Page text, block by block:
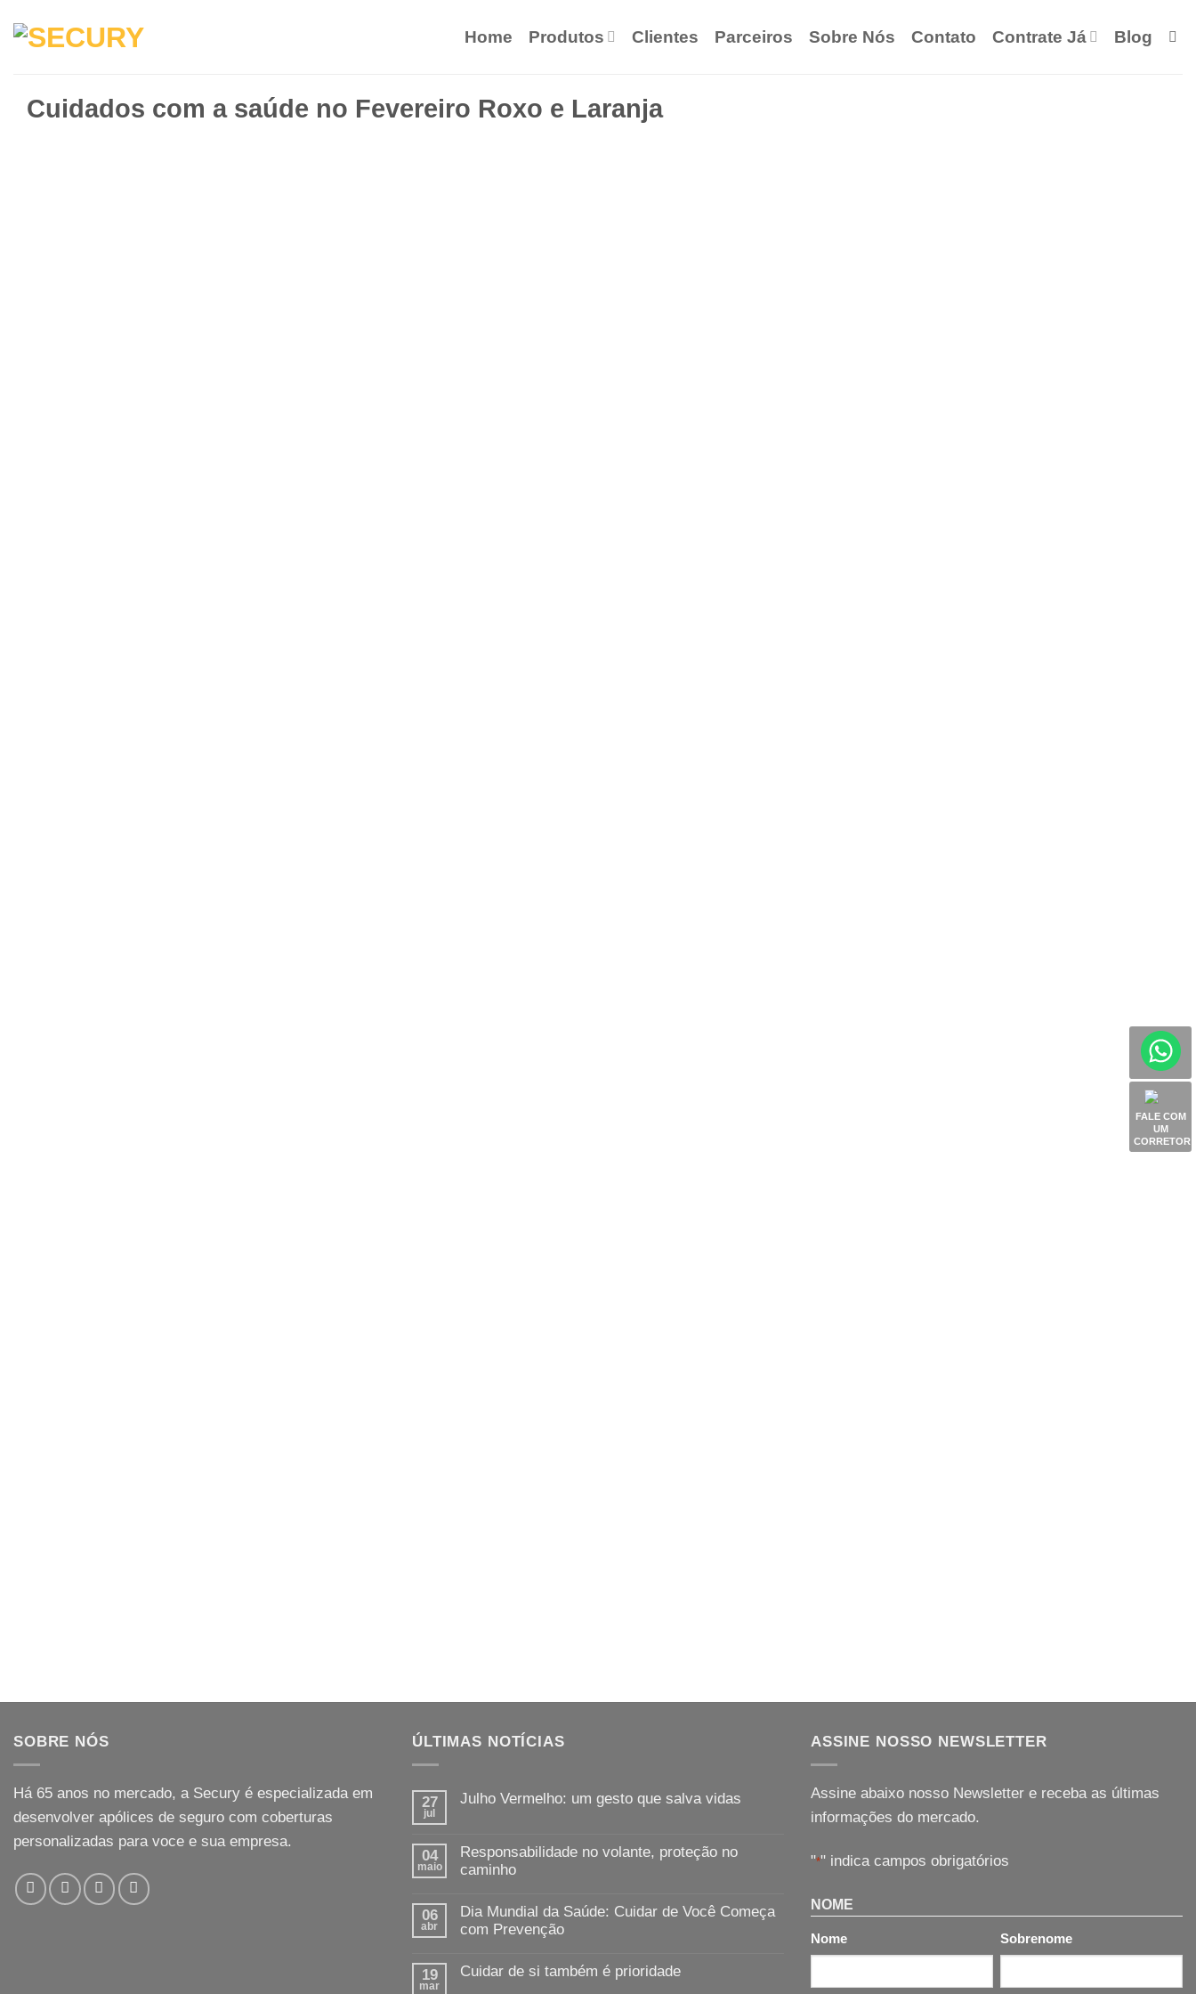
Home Produtos Clientes Parceiros Sobre Nós Contato Contrate Já Blog
Cuidados com a saúde no Fevereiro Roxo e Laranja
FALE COM
UM
CORRETOR
SOBRE NÓS
Há 65 anos no mercado, a Secury é especializada em
desenvolver apólices de seguro com coberturas
personalizadas para voce e sua empresa.
ÚLTIMAS NOTÍCIAS
27
jul
Julho Vermelho: um gesto que salva vidas
04
maio
Responsabilidade no volante, proteção no
caminho
06
abr
Dia Mundial da Saúde: Cuidar de Você Começa
com Prevenção
19
mar
Cuidar de si também é prioridade
ASSINE NOSSO NEWSLETTER
Assine abaixo nosso Newsletter e receba as últimas
informações do mercado.
"*" indica campos obrigatórios
NOME
Nome Sobrenome